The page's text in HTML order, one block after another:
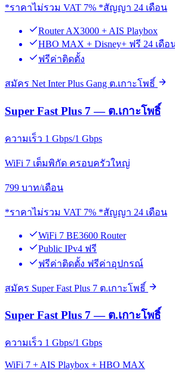
*ราคาไม่รวม VAT 7% *สัญญา 24 เดือน
Router AX3000 + AIS Playbox
HBO MAX + Disney+ ฟรี 24 เดือ
ฟรีค่าติดตั้ง
สมัคร Net Inter Plus Gang ต.เกาะโพธิ์
Super Fast Plus 7 — ต.เกาะโพธิ์
ความเร็ว 1 Gbps/1 Gbps
WiFi 7 เต็มพิกัด ครอบครัวใหญ่
799 บาท/เดือน
*ราคาไม่รวม VAT 7% *สัญญา 24 เดือน
WiFi 7 BE3600 Router
Public IPv4 ฟรี
ฟรีค่าติดตั้ง ฟรีค่าอุปกรณ์
สมัคร Super Fast Plus 7 ต.เกาะโพธิ์
Super Fast Plus 7 — ต.เกาะโพธิ์
ความเร็ว 1 Gbps/1 Gbps
WiFi 7 + AIS Playbox + HBO MAX